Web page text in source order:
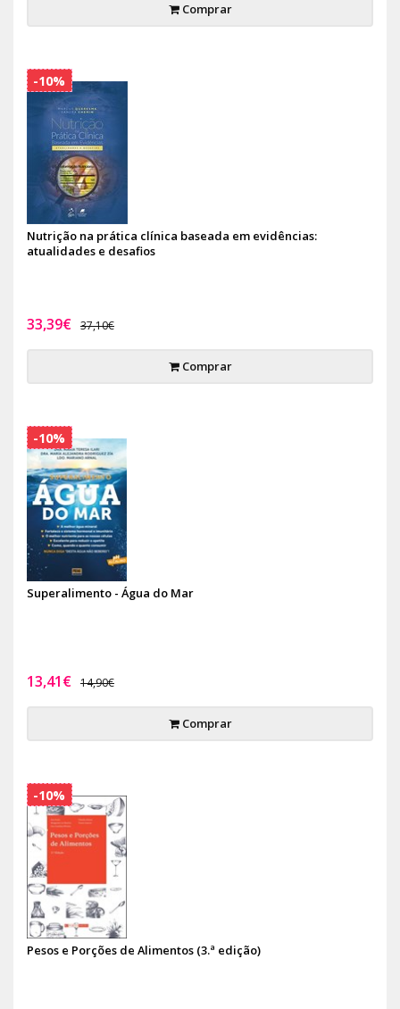
Comprar
Nutrição na prática clínica baseada em evidências:
atualidades e desafios
33,39€ 37,10€
Comprar
-10%
Superalimento - Água do Mar
13,41€ 14,90€
Comprar
-10%
Pesos e Porções de Alimentos (3.ª edição)
-10%